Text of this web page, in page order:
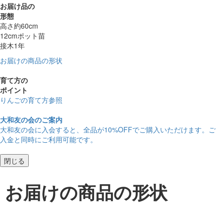
お届け品の
形態
高さ約60cm
12cmポット苗
接木1年
お届けの商品の形状
育て方の
ポイント
りんごの育て方参照
大和友の会のご案内
大和友の会に入会すると、 全品が10%OFFでご購入いただけます。ご
入金と同時にご利用可能です。
閉じる
お届けの商品の形状